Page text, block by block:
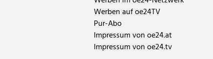
Werben auf oe24TV
Pur-Abo
Impressum von oe24.at
Impressum von oe24.tv